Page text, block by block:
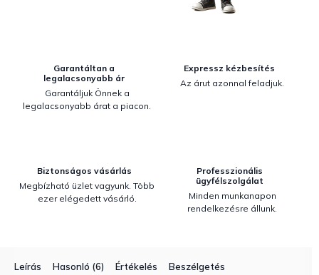
Garantáltan a
legalacsonyabb ár
Garantáljuk Önnek a
legalacsonyabb árat a piacon.
Expressz kézbesítés
Az árut azonnal feladjuk.
Biztonságos vásárlás
Megbízható üzlet vagyunk. Több
ezer elégedett vásárló.
Professzionális
ügyfélszolgálat
Minden munkanapon
rendelkezésre állunk.
Leírás Hasonló (6) Értékelés Beszélgetés